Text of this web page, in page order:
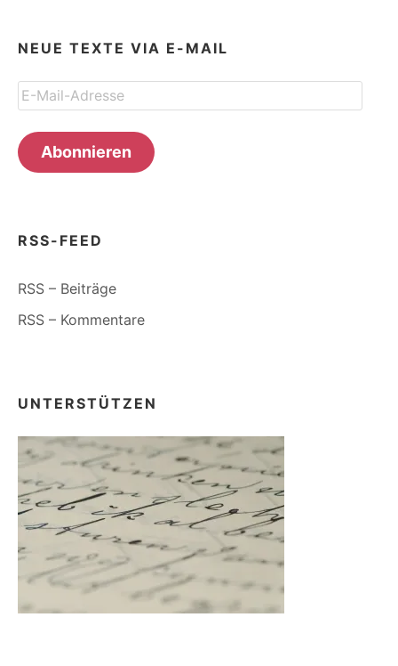
NEUE TEXTE VIA E-MAIL
E-
Mail-
Adresse
Abonnieren
RSS-FEED
RSS – Beiträge
RSS – Kommentare
UNTERSTÜTZEN